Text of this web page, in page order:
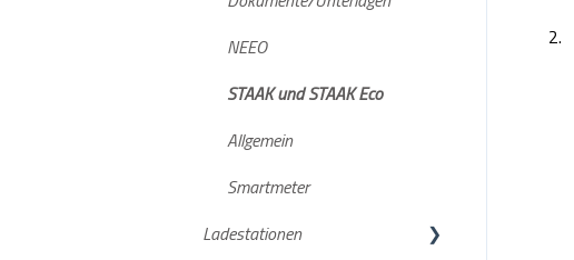
Datenaufzeichnung
NEEO
STAAK und STAAK Eco
Allgemein
Smartmeter
Ladestationen